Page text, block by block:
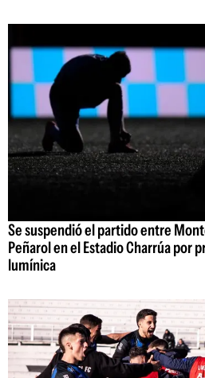
Se suspendió el partido entre
Peñarol en el Estadio Charrúa por
lumínica